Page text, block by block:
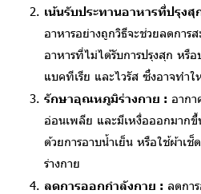
เน้นรับประทานอาหารที่ปรุงสุ
อาหารอย่างถูกวิธีจะช่วยลดการ
อาหารที่ไม่ได้รับการปรุงสุก หรื
แบคทีเรีย และไวรัส ซึ่งอาจทำใ
รักษาอุณหภูมิร่างกาย : อากา
อ่อนเพลีย และมีเหงื่อออกมาก
ด้วยการอาบน้ำเย็น หรือใช้ผ้าเ
ร่างกาย
ลดการออกกำลังกาย : ลดกา